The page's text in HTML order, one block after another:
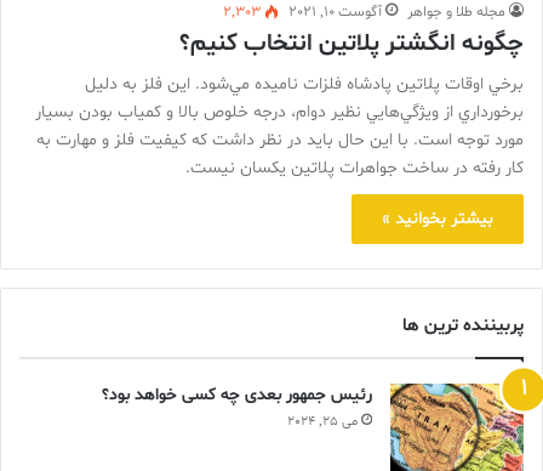
مجله طلا و جواهر آگوست 10, 2021 2,303
چگونه انگشتر پلاتین انتخاب کنیم؟
برخي اوقات پلاتين پادشاه فلزات ناميده مي‌شود. اين فلز به دليل
برخورداري از ويژگي‌هايي نظير دوام، درجه خلوص بالا و كمياب بودن بسيار
مورد توجه است. با اين حال بايد در نظر داشت كه كيفيت فلز و مهارت به
كار رفته در ساخت جواهرات پلاتين يكسان نيست.
بیشتر بخوانید »
پربیننده ترین ها
رئیس جمهور بعدی چه کسی خواهد بود؟
می 25, 2024